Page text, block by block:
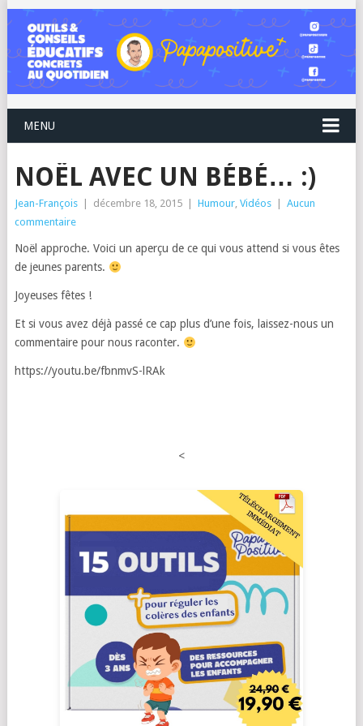
MENU
NOËL AVEC UN BÉBÉ… :)
Jean-François décembre 18, 2015 Humour, Vidéos
Aucun
commentaire
Noël approche. Voici un aperçu de ce qui vous attend si vous êtes
de jeunes parents.
Joyeuses fêtes !
Et si vous avez déjà passé ce cap plus d’une fois, laissez-nous un
commentaire pour nous raconter.
https://youtu.be/fbnmvS-lRAk
<